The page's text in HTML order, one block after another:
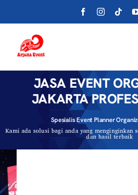
Beranda
Portofolio
Blog
JASA EVENT
JAKARTA
Spesialis Event Planner
Kami ada solusi bagi anda yang menginginkan
dan hasil terbaik